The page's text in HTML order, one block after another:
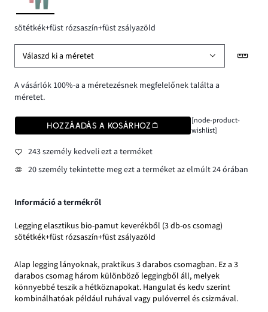
sötétkék+füst rózsaszín+füst zsályazöld
Válaszd ki a méretet
A vásárlók 100%-a a méretezésnek megfelelőnek találta a
méretet.
HOZZÁADÁS A KOSÁRHOZ
[node-product-
wishlist]
243 személy kedveli ezt a terméket
20 személy tekintette meg ezt a terméket az elmúlt 24 órában
Információ a termékről
Legging elasztikus bio-pamut keverékből (3 db-os csomag)
sötétkék+füst rózsaszín+füst zsályazöld
Alap legging lányoknak, praktikus 3 darabos csomagban. Ez a 3
darabos csomag három különböző leggingből áll, melyek
könnyebbé teszik a hétköznapokat. Hangulat és kedv szerint
kombinálhatóak például ruhával vagy pulóverrel és csizmával.